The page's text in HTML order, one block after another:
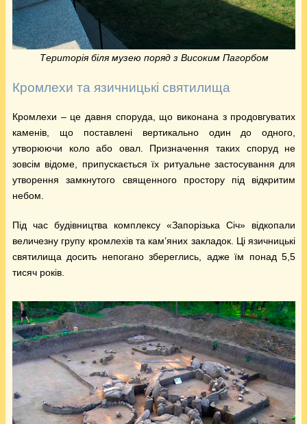
Територія біля музею поряд з Високим Пагорбом
Кромлехи та язичницькі святилища
Кромлехи – це давня споруда, що виконана з продовгуватих
каменів, що поставлені вертикально один до одного,
утворюючи коло або овал. Призначення таких споруд не
зовсім відоме, припускається їх ритуальне застосування для
утворення замкнутого священного простору під відкритим
небом.
Під час будівництва комплексу «Запорізька Січ» відкопали
величезну групу кромлехів та кам’яних закладок. Ці язичницькі
святилища досить непогано збереглись, адже їм понад 5,5
тисяч років.